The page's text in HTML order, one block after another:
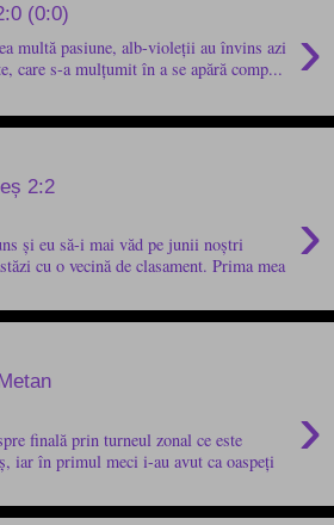
(0:0) ›
multă pasiune, alb-violeții au învins azi
care s-a mulțumit în a se apără comp...
2:2
›
și eu să-i mai văd pe junii noștri
cu o vecină de clasament. Prima mea
›
finală prin turneul zonal ce este
iar în primul meci i-au avut ca oaspeți